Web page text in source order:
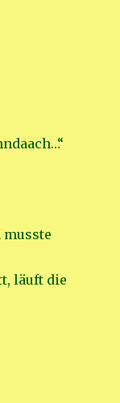
musste
läuft die